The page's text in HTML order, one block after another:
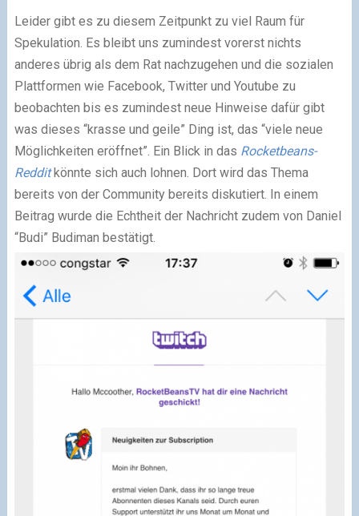
Leider gibt es zu diesem Zeitpunkt zu viel Raum für
Spekulation. Es bleibt uns zumindest vorerst nichts
anderes übrig als dem Rat nachzugehen und die sozialen
Plattformen wie Facebook, Twitter und Youtube zu
beobachten bis es zumindest neue Hinweise dafür gibt
was dieses “krasse und geile” Ding ist, das “viele neue
Möglichkeiten eröffnet”. Ein Blick in das Rocketbeans-
Redditkönnte sich auch lohnen. Dort wird das Thema
bereits von der Community bereits diskutiert. In einem
Beitrag wurde die Echtheit der Nachricht zudem von Daniel
“Budi” Budiman bestätigt.